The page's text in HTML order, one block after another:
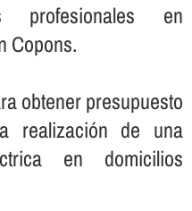
profesionales en
Copons.
obtener presupuesto
realización de una
en domicilios